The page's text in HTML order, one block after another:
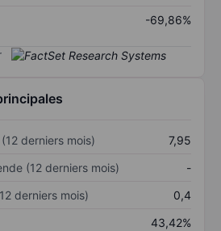
-69,86%
derniers mois)
7,95
(12 derniers mois)
-
derniers mois)
0,4
43,42%